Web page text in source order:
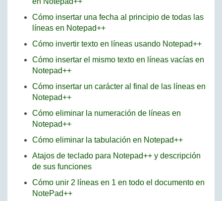
Cómo insertar una fecha al principio de todas las
líneas en Notepad++
Cómo invertir texto en líneas usando Notepad++
Cómo insertar el mismo texto en líneas vacías en
Notepad++
Cómo insertar un carácter al final de las líneas en
Notepad++
Cómo eliminar la numeración de líneas en
Notepad++
Cómo eliminar la tabulación en Notepad++
Atajos de teclado para Notepad++ y descripción
de sus funciones
Cómo unir 2 líneas en 1 en todo el documento en
NotePad++